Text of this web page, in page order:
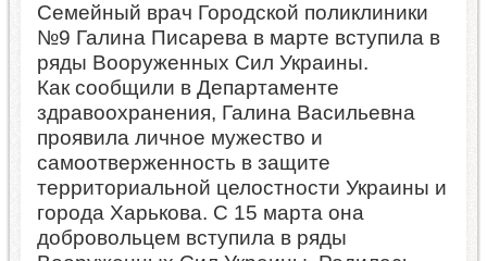
Семейный врач Городской поликлиники
№9 Галина Писарева в марте вступила в
ряды Вооруженных Сил Украины.
Как сообщили в Департаменте
здравоохранения, Галина Васильевна
проявила личное мужество и
самоотверженность в защите
территориальной целостности Украины и
города Харькова. С 15 марта она
добровольцем вступила в ряды